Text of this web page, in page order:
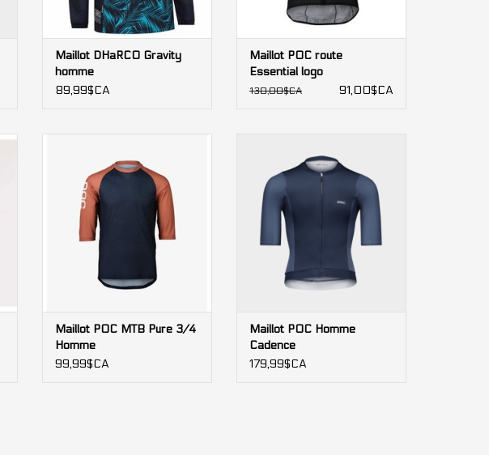
Maillot DHaRCO Gravity
homme
89,99$CA
Maillot POC route
Essential logo
130,00$CA 91,00$CA
Homme
AJOUTER AU PANIER
Maillot POC MTB Pure 3/4
Homme
99,99$CA
AJOUTER AU PANIER
Maillot POC Homme
Cadence
179,99$CA